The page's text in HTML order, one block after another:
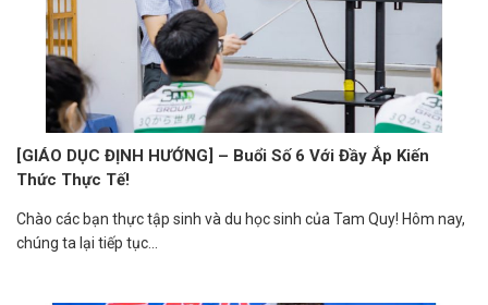
[GIÁO DỤC ĐỊNH HƯỚNG] – Buổi Số 6 Với Đầy Ắp Kiến
Thức Thực Tế!
Chào các bạn thực tập sinh và du học sinh của Tam Quy! Hôm nay,
chúng ta lại tiếp tục...